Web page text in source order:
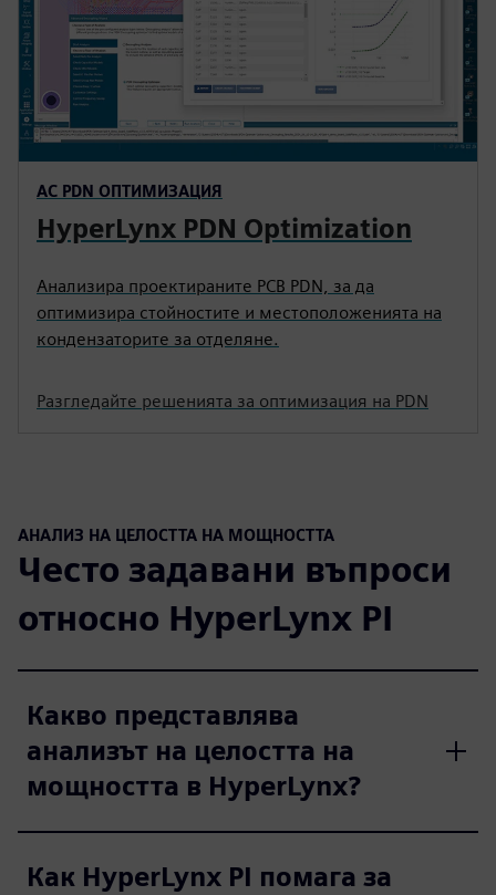
AC PDN ОПТИМИЗАЦИЯ
HyperLynx PDN Optimization
Анализира проектираните PCB PDN, за да
оптимизира стойностите и местоположенията на
кондензаторите за отделяне.
Разгледайте решенията за оптимизация на PDN
АНАЛИЗ НА ЦЕЛОСТТА НА МОЩНОСТТА
Често задавани въпроси
относно HyperLynx PI
Какво представлява
анализът на целостта на
мощността в HyperLynx?
Как HyperLynx PI помага за